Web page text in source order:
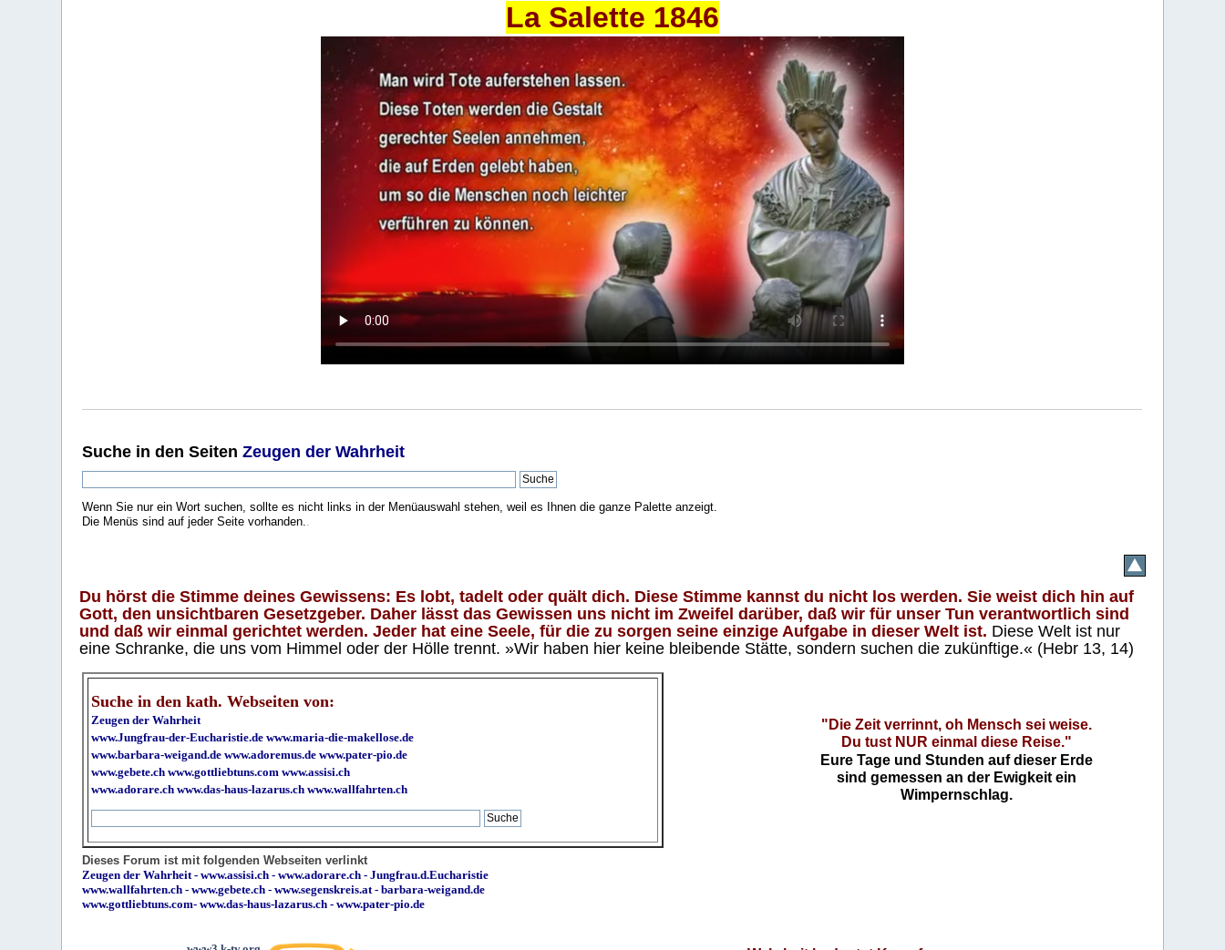
La Salette 1846
Suche in den SeitenZeugen der Wahrheit
Wenn Sie nur ein Wort suchen, sollte es nicht links in der Menüauswahl stehen, weil es Ihnen die ganze Palette anzeigt.
Die Menüs sind auf jeder Seite vorhanden.
Du hörst die Stimme deines Gewissens: Es lobt, tadelt oder quält dich. Diese Stimme kannst du nicht los werden. Sie weist dich hin auf
Gott, den unsichtbaren Gesetzgeber. Daher lässt das Gewissen uns nicht im Zweifel darüber, daß wir für unser Tun verantwortlich sind
und daß wir einmal gerichtet werden. Jeder hat eine Seele, für die zu sorgen seine einzige Aufgabe in dieser Welt ist. Diese Welt ist nur
eine Schranke, die uns vom Himmel oder der Hölle trennt. »Wir haben hier keine bleibende Stätte, sondern suchen die zukünftige.« (Hebr 13, 14)
Suche in den kath. Webseiten von:
Zeugen der Wahrheit
www.Jungfrau-der-Eucharistie.de www.maria-die-makellose.de
www.barbara-weigand.de www.adoremus.de www.pater-pio.de
www.gebete.ch www.gottliebtuns.com www.assisi.ch
www.adorare.ch www.das-haus-lazarus.ch www.wallfahrten.ch
"Die Zeit verrinnt, oh Mensch sei weise.
Du tust NUR einmal diese Reise."
Eure Tage und Stunden auf dieser Erde
sind gemessen an der Ewigkeit ein
Wimpernschlag.
Dieses Forum ist mit folgenden Webseiten verlinkt
Zeugen der Wahrheit -www.assisi.ch -www.adorare.ch -Jungfrau.d.Eucharistie
www.wallfahrten.ch -www.gebete.ch -www.segenskreis.at -barbara-weigand.de
www.gottliebtuns.com-www.das-haus-lazarus.ch - www.pater-pio.de